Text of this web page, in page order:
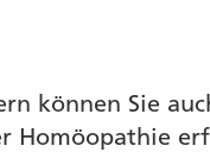
können Sie
Homöopathie